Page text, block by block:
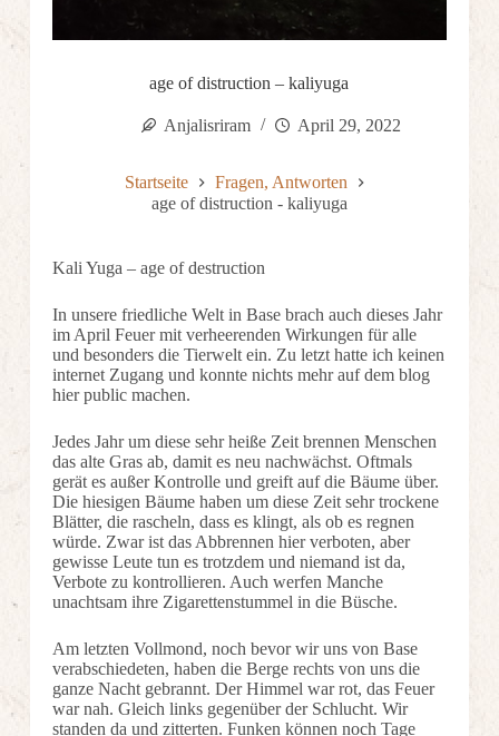
age of distruction – kaliyuga
Anjalisriram April 29, 2022
Startseite
Fragen, Antworten
age of distruction - kaliyuga
Kali Yuga – age of destruction
In unsere friedliche Welt in Base brach auch dieses Jahr
im April Feuer mit verheerenden Wirkungen für alle
und besonders die Tierwelt ein. Zu letzt hatte ich keinen
internet Zugang und konnte nichts mehr auf dem blog
hier public machen.
Jedes Jahr um diese sehr heiße Zeit brennen Menschen
das alte Gras ab, damit es neu nachwächst. Oftmals
gerät es außer Kontrolle und greift auf die Bäume über.
Die hiesigen Bäume haben um diese Zeit sehr trockene
Blätter, die rascheln, dass es klingt, als ob es regnen
würde. Zwar ist das Abbrennen hier verboten, aber
gewisse Leute tun es trotzdem und niemand ist da,
Verbote zu kontrollieren. Auch werfen Manche
unachtsam ihre Zigarettenstummel in die Büsche.
Am letzten Vollmond, noch bevor wir uns von Base
verabschiedeten, haben die Berge rechts von uns die
ganze Nacht gebrannt. Der Himmel war rot, das Feuer
war nah. Gleich links gegenüber der Schlucht. Wir
standen da und zitterten. Funken können noch Tage